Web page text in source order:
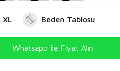
XL Beden Tablosu
Whatsapp ile Fiyat Alın